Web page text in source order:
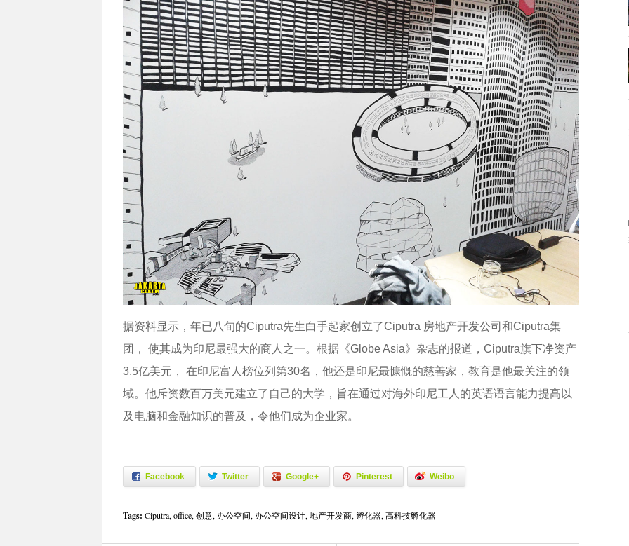
据资料显示，年已八旬的Ciputra先生白手起家创立了Ciputra 房地产开发公司和Ciputra集
团， 使其成为印尼最强大的商人之一。根据《Globe Asia》杂志的报道，Ciputra旗下净资产
3.5亿美元， 在印尼富人榜位列第30名，他还是印尼最慷慨的慈善家，教育是他最关注的领
域。他斥资数百万美元建立了自己的大学，旨在通过对海外印尼工人的英语语言能力提高以
及电脑和金融知识的普及，令他们成为企业家。
Facebook Twitter Google+ Pinterest Weibo
Tags: Ciputra,office,创意, 办公空间, 办公空间设计,地产开发商, 孵化器,高科技孵化器